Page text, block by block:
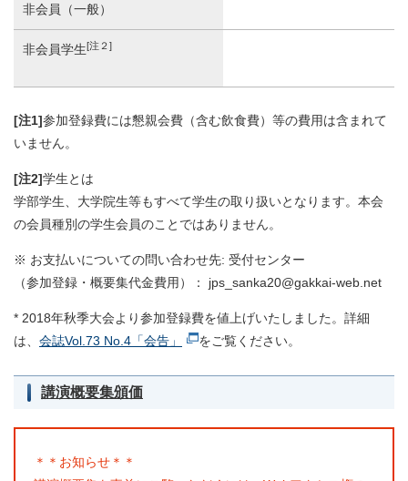
非会員（一般）
非会員学生[注２]
[注1]参加登録費には懇親会費（含む飲食費）等の費用は含まれて
いません。
[注2]学生とは
学部学生、大学院生等もすべて学生の取り扱いとなります。本会
の会員種別の学生会員のことではありません。
※ お支払いについての問い合わせ先: 受付センター
（参加登録・概要集代金費用）： jps_sanka20@gakkai-web.net
* 2018年秋季大会より参加登録費を値上げいたしました。詳細
は、 会誌Vol.73 No.4「会告」 をご覧ください。
講演概要集頒価
＊＊お知らせ＊＊